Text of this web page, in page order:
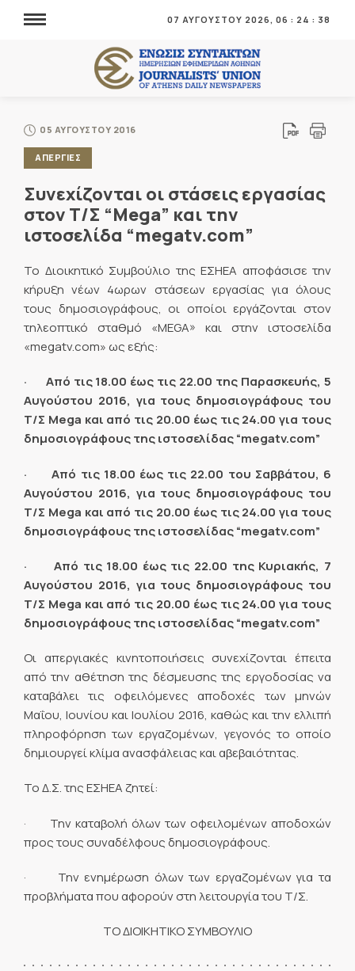
07 ΑΥΓΟΥΣΤΟΥ 2026, 06 : 24 : 38
05 ΑΥΓΟΥΣΤΟΥ 2016
ΑΠΕΡΓΙΕΣ
Συνεχίζονται οι στάσεις εργασίας
στον Τ/Σ “Mega” και την
ιστοσελίδα “megatv.com”
Το Διοικητικό Συμβούλιο της ΕΣΗΕΑ αποφάσισε την
κήρυξη νέων 4ωρων στάσεων εργασίας για όλους
τους δημοσιογράφους, οι οποίοι εργάζονται στον
τηλεοπτικό σταθμό «MEGA» και στην ιστοσελίδα
«megatv.com» ως εξής:
· Από τις 18.00 έως τις 22.00 της Παρασκευής, 5
Αυγούστου 2016, για τους δημοσιογράφους του
Τ/Σ Mega και από τις 20.00 έως τις 24.00 για τους
δημοσιογράφους της ιστοσελίδας “megatv.com”
· Από τις 18.00 έως τις 22.00 του Σαββάτου, 6
Αυγούστου 2016, για τους δημοσιογράφους του
Τ/Σ Mega και από τις 20.00 έως τις 24.00 για τους
δημοσιογράφους της ιστοσελίδας “megatv.com”
· Από τις 18.00 έως τις 22.00 της Κυριακής, 7
Αυγούστου 2016, για τους δημοσιογράφους του
Τ/Σ Mega και από τις 20.00 έως τις 24.00 για τους
δημοσιογράφους της ιστοσελίδας “megatv.com”
Οι απεργιακές κινητοποιήσεις συνεχίζονται έπειτα
από την αθέτηση της δέσμευσης της εργοδοσίας να
καταβάλει τις οφειλόμενες αποδοχές των μηνών
Μαΐου, Ιουνίου και Ιουλίου 2016, καθώς και την ελλιπή
πληροφόρηση των εργαζομένων, γεγονός το οποίο
δημιουργεί κλίμα ανασφάλειας και αβεβαιότητας.
Το Δ.Σ. της ΕΣΗΕΑ ζητεί:
· Την καταβολή όλων των οφειλομένων αποδοχών
προς τους συναδέλφους δημοσιογράφους.
· Την ενημέρωση όλων των εργαζομένων για τα
προβλήματα που αφορούν στη λειτουργία του Τ/Σ.
ΤΟ ΔΙΟΙΚΗΤΙΚΟ ΣΥΜΒΟΥΛΙΟ